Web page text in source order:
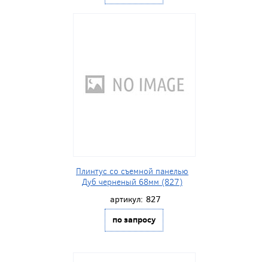
Плинтус со съемной панелью
Дуб черненый 68мм (827)
артикул: 827
по запросу